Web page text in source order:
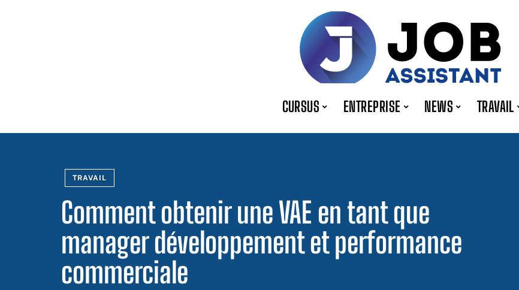
CURSUS ENTREPRISE NEWS TRAVAIL
TRAVAIL
Comment obtenir une VAE en tant que
manager développement et performance
commerciale